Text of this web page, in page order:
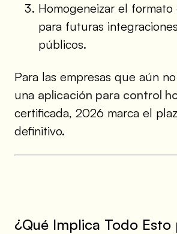
Homogeneizar el
para futuras
públicos.
Para las empresas que aún
una aplicación para control
certificada, 2026 marca el
definitivo.
¿Qué Implica Todo Esto